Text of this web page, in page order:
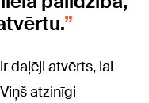
daļēji atvērts, lai
atzinīgi